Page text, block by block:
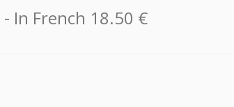
- In French 18.50 €